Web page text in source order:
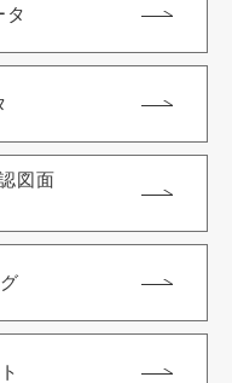
タ
図面